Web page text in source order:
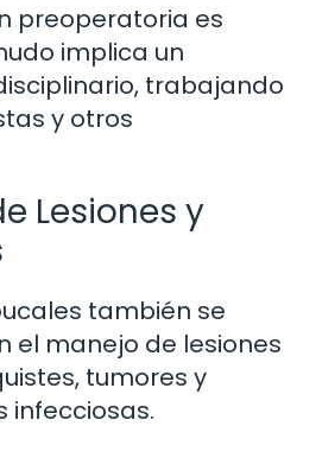
preoperatoria es
implica un
trabajando
y otros
Lesiones y
también se
el manejo de lesiones
tumores y
infecciosas.